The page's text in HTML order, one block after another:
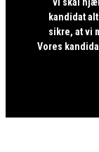
vi skal
kandidat
sikre, at vi
Vores